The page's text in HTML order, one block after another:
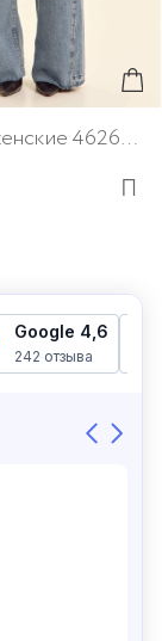
Джинсы женские 46269-10